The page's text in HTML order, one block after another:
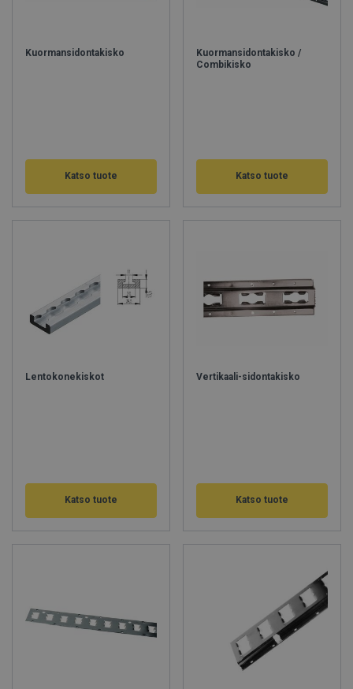
Kuormansidontakisko
Katso tuote
Kuormansidontakisko /
Combikisko
Katso tuote
Lentokonekiskot
Katso tuote
Vertikaali-sidontakisko
Katso tuote